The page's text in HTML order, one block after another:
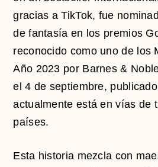
gracias a TikTok, fue
de fantasía en los premios
reconocido como uno de los
Año 2023 por Barnes &
el 4 de septiembre,
actualmente está en vías de
países.
Esta historia mezcla con